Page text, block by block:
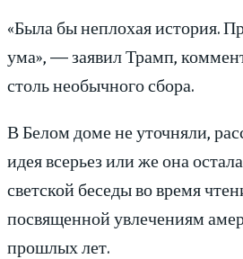
«Была бы неплохая история.
ума», — заявил Трамп,
столь необычного сбора.
В Белом доме не уточняли,
идея всерьез или же она
светской беседы во время
посвященной увлечениям
прошлых лет.